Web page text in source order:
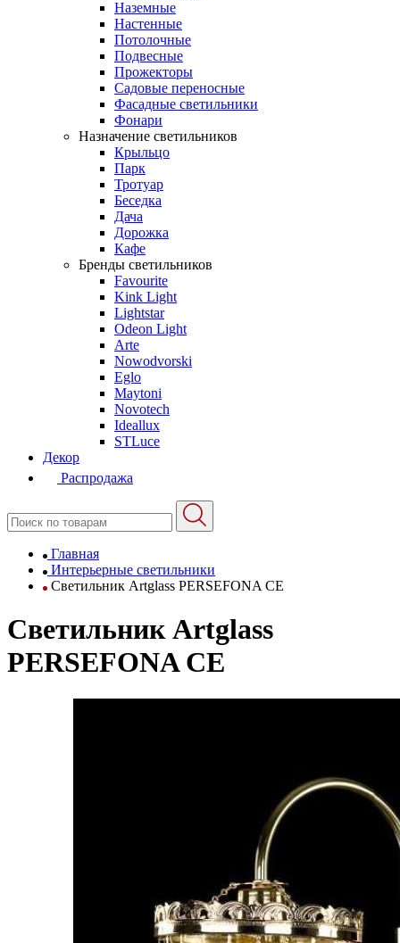
Наземные
Настенные
Потолочные
Подвесные
Прожекторы
Садовые переносные
Фасадные светильники
Фонари
Назначение светильников
Крыльцо
Парк
Тротуар
Беседка
Дача
Дорожка
Кафе
Бренды светильников
Favourite
Kink Light
Lightstar
Odeon Light
Arte
Nowodvorski
Eglo
Maytoni
Novotech
Ideallux
STLuce
Декор
Распродажа
Главная
Интерьерные светильники
Светильник Artglass PERSEFONA CE
Светильник Artglass
PERSEFONA CE